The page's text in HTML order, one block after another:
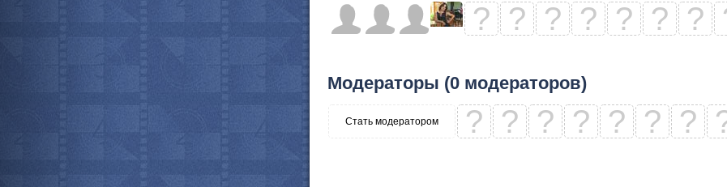
? ? ? ? ? ? ?
Модераторы (0 модераторов)
Стать модератором ? ? ? ? ? ? ?